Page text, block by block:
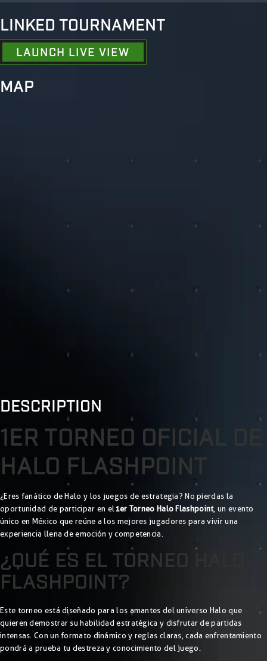
LINKED TOURNAMENT
LAUNCH LIVE VIEW
MAP
DESCRIPTION
1ER TORNEO OFICIAL DE
HALO FLASHPOINT
¿Eres fanático de Halo y los juegos de estrategia? No pierdas la
oportunidad de participar en el1er Torneo Halo Flashpoint, un evento
único en México que reúne a los mejores jugadores para vivir una
experiencia llena de emoción y competencia.
¿QUÉ ES EL TORNEO HALO
FLASHPOINT?
Este torneo está diseñado para los amantes del universo Halo que
quieren demostrar su habilidad estratégica y disfrutar de partidas
intensas. Con un formato dinámico y reglas claras, cada enfrentamiento
pondrá a prueba tu destreza y conocimiento del juego.